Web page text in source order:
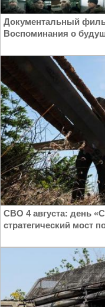
Документальный
Воспоминания о
СВО 4 августа: день
стратегический мост